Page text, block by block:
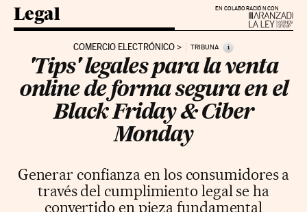
EN COLABORACIÓN CON
Legal
COMERCIO ELECTRÓNICO TRIBUNA i
'Tips' legales para la venta
online de forma segura en el
Black Friday & Ciber
Monday
Generar confianza en los consumidores a
través del cumplimiento legal se ha
convertido en pieza fundamental